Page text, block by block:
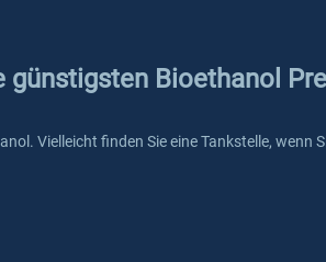
günstigsten Bioethanol
Vielleicht finden Sie eine Tankstelle, wenn